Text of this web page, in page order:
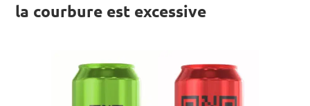
la courbure est excessive